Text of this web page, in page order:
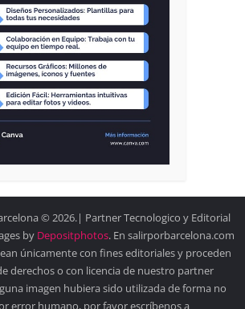
© 2026.| Partner Tecnologico y Editorial
by Depositphotos. En salirporbarcelona.com
únicamente con fines editoriales y proceden
derechos o con licencia de nuestro partner
imagen hubiera sido utilizada de forma no
error humano, por favor escríbenos a